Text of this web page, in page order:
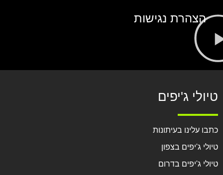
הצהרת נגישות
טיולי ג'יפים
כתבו עלינו בעיתונות
טיולי ג'יפים בצפון
טיולי ג'יפים בדרום